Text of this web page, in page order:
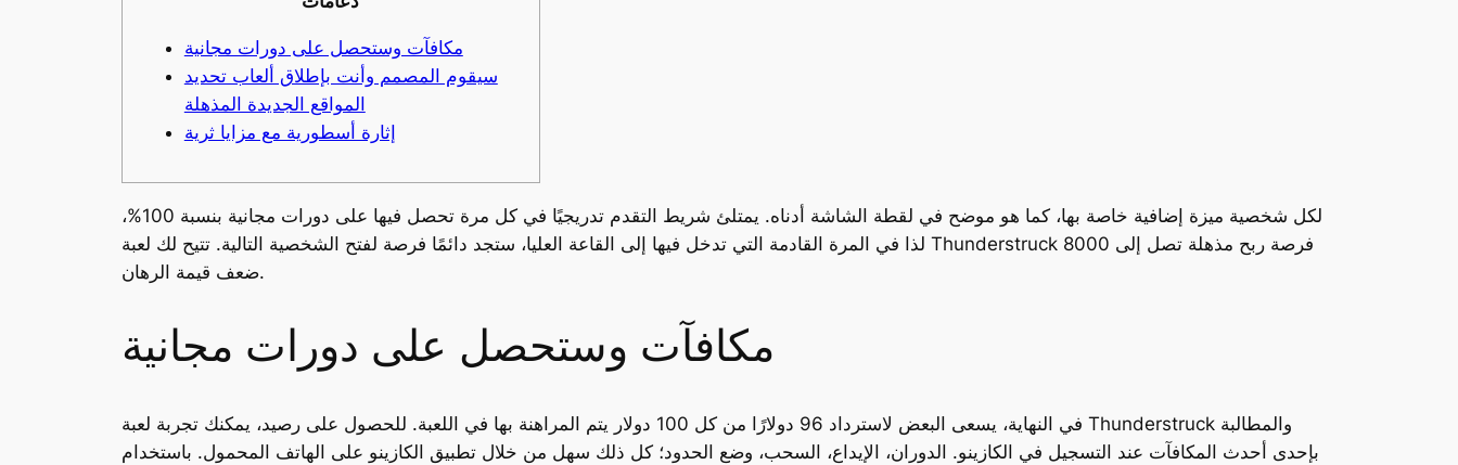
مكافآت وستحصل على دورات مجانية
سيقوم المصمم وأنت بإطلاق ألعاب تحديد
المواقع الجديدة المذهلة
إثارة أسطورية مع مزايا ثرية
لكل شخصية ميزة إضافية خاصة بها، كما هو موضح في لقطة الشاشة أدناه. يمتلئ شريط التقدم تدريجيًا في كل مرة تحصل فيها على دورات مجانية بنسبة 100%،
لذا في المرة القادمة التي تدخل فيها إلى القاعة العليا، ستجد دائمًا فرصة لفتح الشخصية التالية. تتيح لك لعبة Thunderstruck فرصة ربح مذهلة تصل إلى 8000
ضعف قيمة الرهان.
مكافآت وستحصل على دورات مجانية
في النهاية، يسعى البعض لاسترداد 96 دولارًا من كل 100 دولار يتم المراهنة بها في اللعبة.
للحصول على رصيد، يمكنك تجربة لعبة Thunderstruck والمطالبة
بإحدى أحدث المكافآت عند التسجيل في الكازينو. الدوران، الإيداع، السحب، وضع الحدود؛ كل ذلك سهل من خلال تطبيق الكازينو على الهاتف المحمول. باستخدام